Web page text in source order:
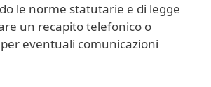
le norme statutarie e di legge
un recapito telefonico o
eventuali comunicazioni